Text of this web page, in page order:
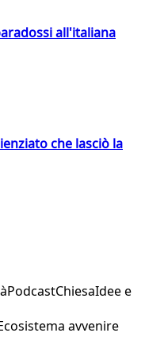
all'italiana
che lasciò la
PodcastChiesaIdee e
avvenire